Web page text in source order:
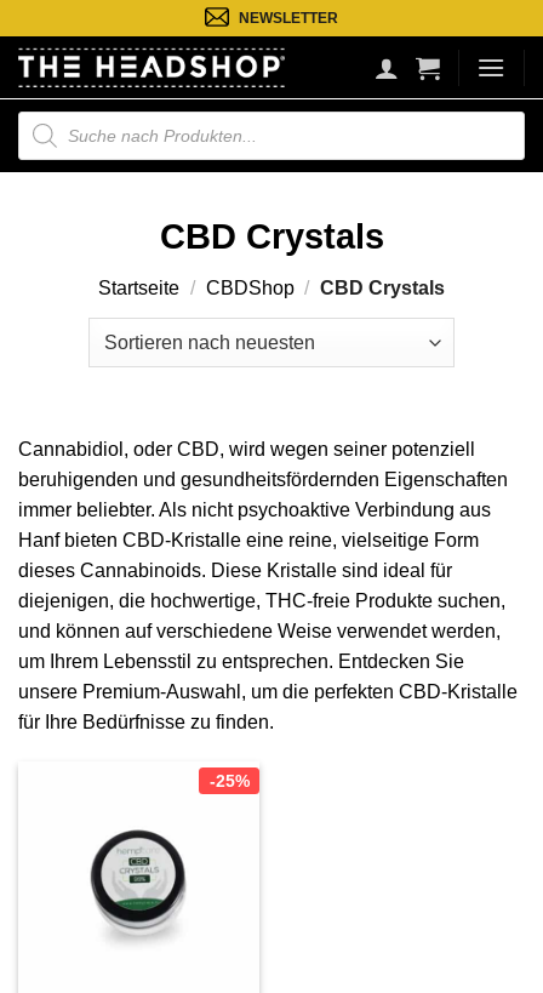
Inhalt
springen
NEWSLETTER
Suche
nach
Produkten
CBD Crystals
Startseite / CBDShop / CBD Crystals
Cannabidiol, oder CBD, wird wegen seiner potenziell
beruhigenden und gesundheitsfördernden Eigenschaften
immer beliebter. Als nicht psychoaktive Verbindung aus
Hanf bieten CBD-Kristalle eine reine, vielseitige Form
dieses Cannabinoids. Diese Kristalle sind ideal für
diejenigen, die hochwertige, THC-freie Produkte suchen,
und können auf verschiedene Weise verwendet werden,
um Ihrem Lebensstil zu entsprechen. Entdecken Sie
unsere Premium-Auswahl, um die perfekten CBD-Kristalle
für Ihre Bedürfnisse zu finden.
-25%